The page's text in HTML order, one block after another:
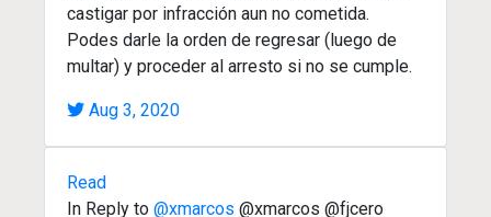
castigar por infracción aun no cometida.
Podes darle la orden de regresar (luego de
multar) y proceder al arresto si no se cumple.
Aug 3, 2020
Read
In Reply to @xmarcos @xmarcos @fjcero